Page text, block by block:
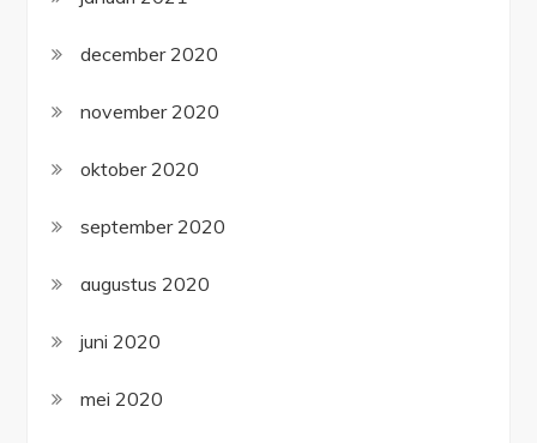
december 2020
november 2020
oktober 2020
september 2020
augustus 2020
juni 2020
mei 2020